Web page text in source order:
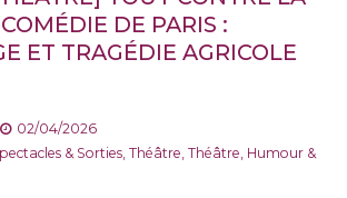
DE PARIS :
ET TRAGÉDIE AGRICOLE
02/04/2026
& Sorties Théâtre Théâtre, Humour &